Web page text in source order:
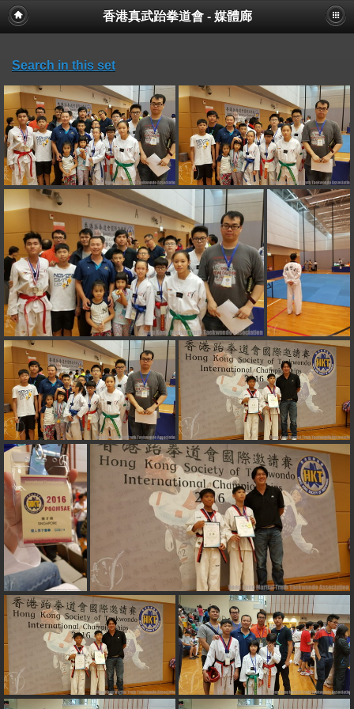
香港真武跆拳道會 - 媒體廊
Search in this set